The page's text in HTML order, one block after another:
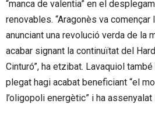
“manca de valentia” en el
renovables. “Aragonès va començar
anunciant una revolució verda de la
acabar signant la continuïtat del
Cinturó”, ha etzibat. Lavaquiol
plegat hagi acabat beneficiant “el
l’oligopoli energètic” i ha